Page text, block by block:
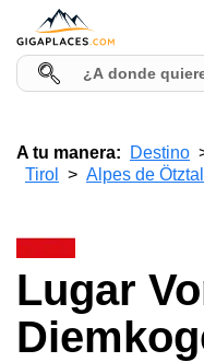
A tu manera: Destino
Tirol
Alpes de Ötztal
Lugar